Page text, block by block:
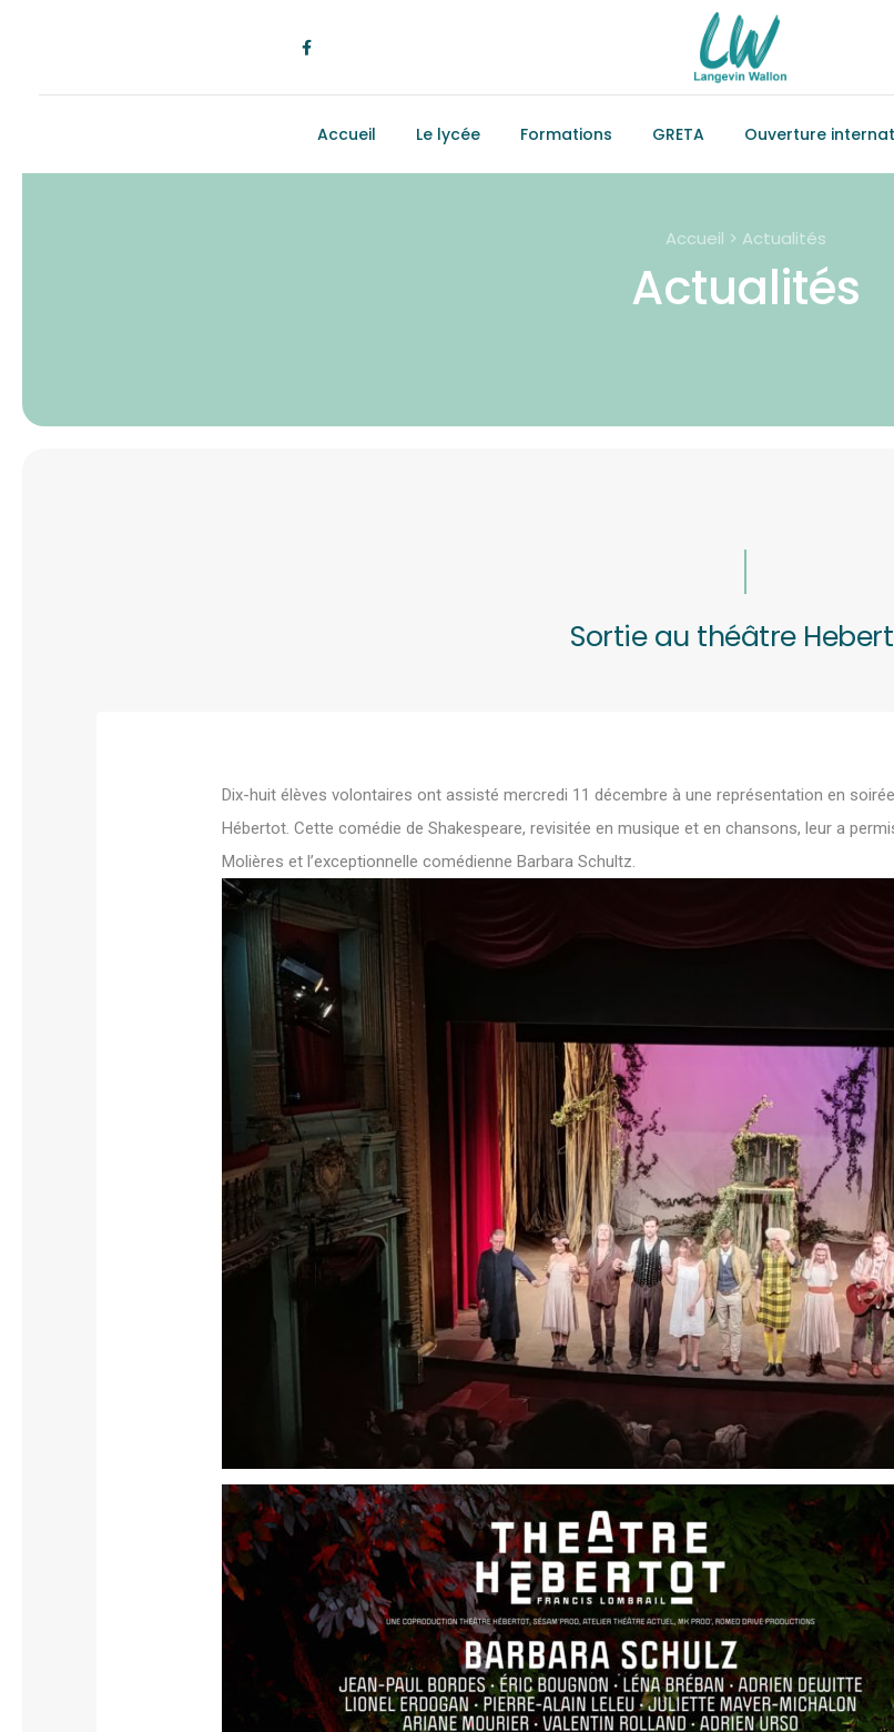
Accueil Le lycée Formations GRETA Ouverture
Accueil > Actualités
Actualités
Sortie au théâtre
Dix-huit élèves volontaires ont assisté mercredi 11 décembre à une représentation en
Hébertot. Cette comédie de Shakespeare, revisitée en musique et en chansons, leur a
Molières et l’exceptionnelle comédienne Barbara Schultz.